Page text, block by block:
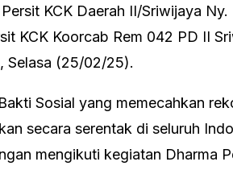
KCK Daerah II/Sriwijaya
KCK Koorcab Rem 042 PD II
Selasa (25/02/25).
Sosial yang memecahkan
secara serentak di seluruh
mengikuti kegiatan Dharma